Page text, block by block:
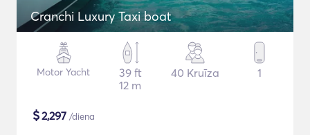
Cranchi Luxury Taxi boat
Motor Yacht
39 ft
12 m
40 Kruīza 1
$2,297 /diena